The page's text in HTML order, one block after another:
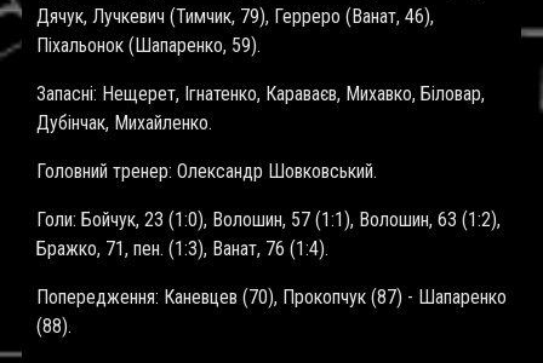
Дячук, Лучкевич (Тимчик, 79), Герреро (Ванат, 46),
Піхальонок (Шапаренко, 59).
Запаснi: Нещерет, Ігнатенко, Караваєв, Михавко, Біловар,
Дубінчак, Михайленко.
Головний тренер: Олександр Шовковський.
Голи: Бойчук, 23 (1:0), Волошин, 57 (1:1), Волошин, 63 (1:2),
Бражко, 71, пен. (1:3), Ванат, 76 (1:4).
Попередження: Каневцев (70), Прокопчук (87) - Шапаренко
(88).